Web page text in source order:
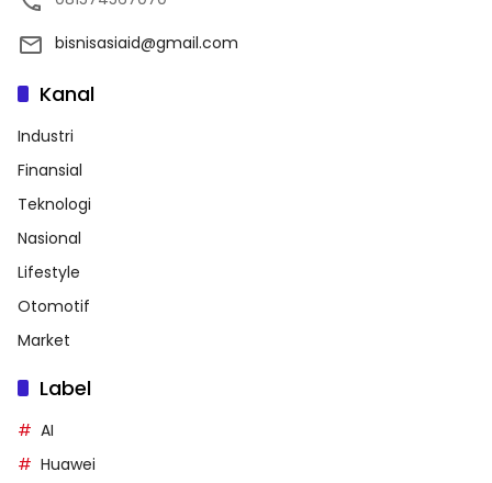
bisnisasiaid@gmail.com
Kanal
Industri
Finansial
Teknologi
Nasional
Lifestyle
Otomotif
Market
Label
AI
Huawei